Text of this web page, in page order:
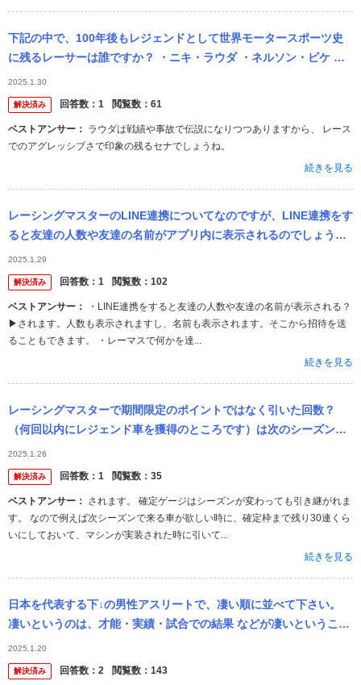
下記の中で、100年後もレジェンドとして世界モータースポーツ史
に残るレーサーは誰ですか？ ・ニキ・ラウダ ・ネルソン・ピケ ・
アイルトン・セナ ・アラン・プロスト ・岩城滉一 ・ミハエル・
シ...
2025.1.30
解決済み 回答数： 1 閲覧数： 61
ベストアンサー：
でのアグレッシブさで印象の残るセナでしょうね。
続きを見る
レーシングマスターのLINE連携についてなのですが、LINE連携をす
ると友達の人数や友達の名前がアプリ内に表示されるのでしょう
か？ またLINEと連携したら、レーマスで何かする度に（ガチャでレ
ジ...
2025.1.29
解決済み 回答数： 1 閲覧数： 102
ベストアンサー：
▶︎されます。人数も表示されますし、名前も表示されます。そこから招待を送
ることもできます。 ・レーマスで何かを達...
続きを見る
レーシングマスターで期間限定のポイントではなく引いた回数？
（何回以内にレジェンド車を獲得のところです）は次のシーズンに
もそのまま回数は引き継がれるのでしょうか？
2025.1.26
解決済み 回答数： 1 閲覧数： 35
ベストアンサー：
す。 なので例えば次シーズンで来る車が欲しい時に、確定枠まで残り30連くら
いにしておいて、マシンが実装された時に引いて...
続きを見る
日本を代表する下↓の男性アスリートで、凄い順に並べて下さい。
凄いというのは、才能・実績・試合での結果 などが凄いということ
です。 ◎北島康介（水泳）。 アテネオリンピックと北京オリンピッ
ク...
2025.1.20
解決済み 回答数： 2 閲覧数： 143